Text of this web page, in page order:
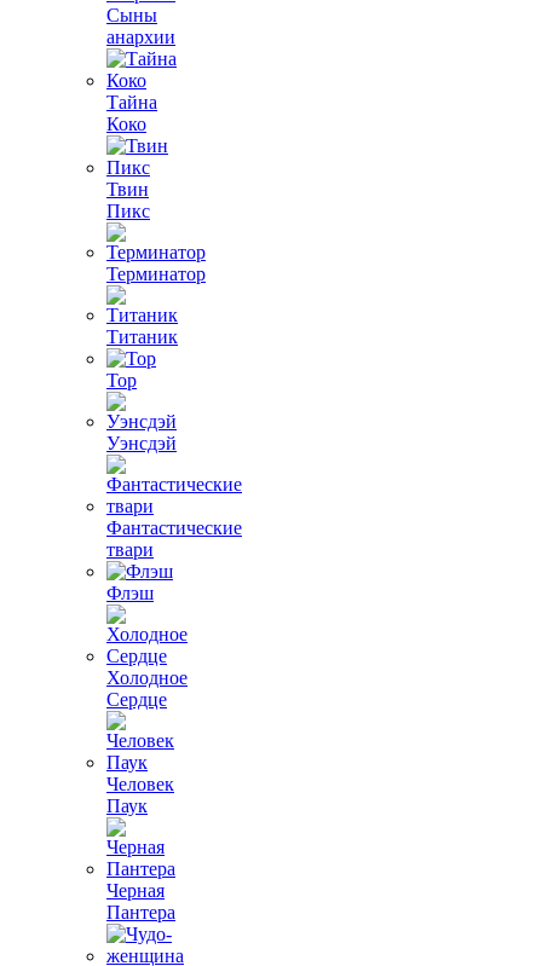
Сыны
анархии
Тайна
Коко
Твин
Пикс
Терминатор
Титаник
Тор
Уэнсдэй
Фантастические
твари
Флэш
Холодное
Сердце
Человек
Паук
Черная
Пантера